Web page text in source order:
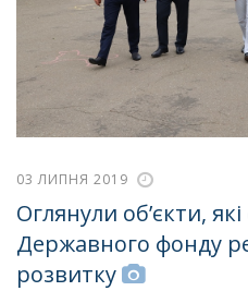
03 ЛИПНЯ 2019
Оглянули об’єкти,
Державного фонду
розвитку